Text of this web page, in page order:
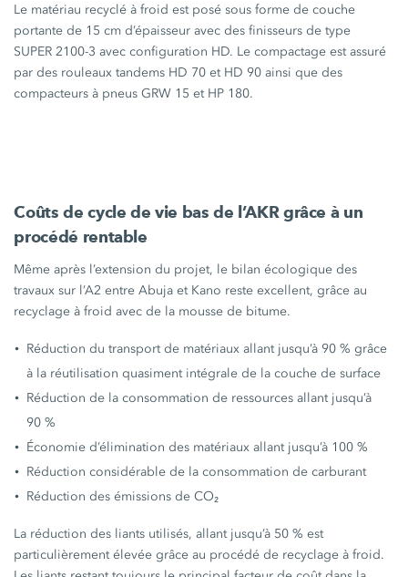
Le matériau recyclé à froid est posé sous forme de couche
portante de 15 cm d’épaisseur avec des finisseurs de type
SUPER 2100-3 avec configuration HD. Le compactage est assuré
par des rouleaux tandems HD 70 et HD 90 ainsi que des
compacteurs à pneusGRW 15 et HP 180.
Coûts de cycle de vie bas de l’AKR grâce à un
procédé rentable
Même après l’extension du projet, le bilan écologique des
travaux sur l’A2 entre Abuja et Kano reste excellent, grâce au
recyclage à froid avec de la mousse de bitume.
Réduction du transport de matériaux allant jusqu’à 90 % grâce
à la réutilisation quasiment intégrale de la couche de surface
Réduction de la consommation de ressources allant jusqu’à
90 %
Économie d’élimination des matériaux allant jusqu’à 100 %
Réduction considérable de la consommation de carburant
Réduction des émissions de CO₂
La réduction des liants utilisés, allant jusqu’à 50 % est
particulièrement élevée grâce au procédé de recyclage à froid.